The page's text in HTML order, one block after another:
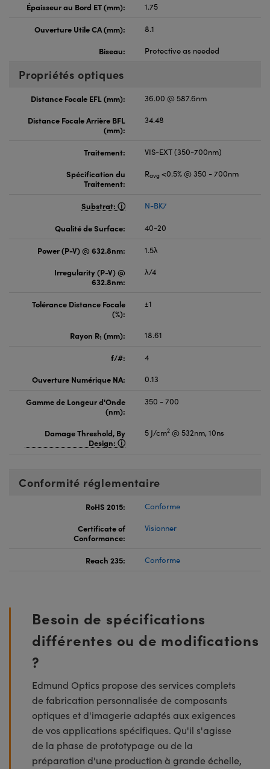
Épaisseur au Bord ET (mm): 1.75
Ouverture Utile CA (mm):
8.1
Biseau:
Protective as needed
Propriétés optiques
Distance Focale EFL (mm):
36.00 @ 587.6nm
Distance Focale Arrière BFL
(mm):
34.48
Traitement:
VIS-EXT (350-700nm)
Spécification du
Traitement:
Ravg <0.5% @ 350 - 700nm
Substrat: N-BK7
Qualité de Surface: 40-20
Power (P-V) @ 632.8nm:
1.5λ
Irregularity (P-V) @
632.8nm:
λ/4
Tolérance Distance Focale
(%):
±1
Rayon R1 (mm): 18.61
f/#:
4
Ouverture Numérique NA:
0.13
Gamme de Longeur d'Onde
(nm):
350 - 700
Damage Threshold, By
Design:
5 J/cm2 @ 532nm, 10ns
Conformité réglementaire
RoHS 2015:
Conforme
Certificate of
Conformance:
Visionner
Reach 235: Conforme
Besoin de spécifications
différentes ou de modifications
?
Edmund Optics propose des services complets
de fabrication personnalisée de composants
optiques et d'imagerie adaptés aux exigences
de vos applications spécifiques. Qu'il s'agisse
de la phase de prototypage ou de la
préparation d'une production à grande échelle,